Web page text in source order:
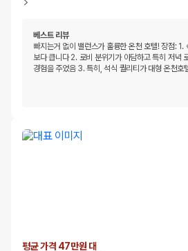
베스트 리뷰
빠지는거 없이 밸런스가 훌륭한 온천 호텔! 장점: 1.
보다 큽니다 2. 로비 분위기가 아담하고 특히 저녁
경험을 주었음 3. 특히, 석식 퀄리티가 대형 온천호
평균 가격 47만원 대